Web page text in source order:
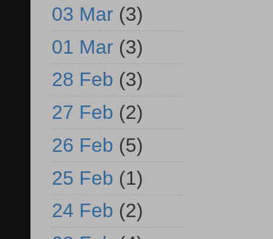
03 Mar (3)
01 Mar (3)
28 Feb (3)
27 Feb (2)
26 Feb (5)
25 Feb (1)
24 Feb (2)